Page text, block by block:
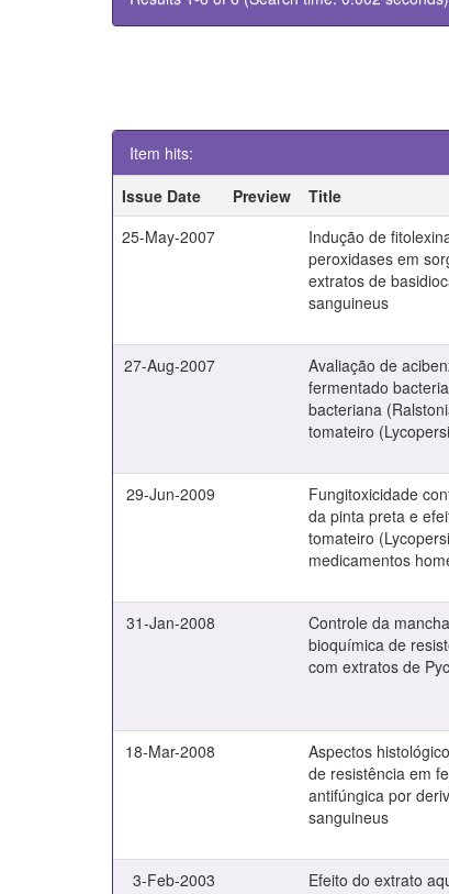
Item hits:
Issue Date
Preview Title
25-May-2007
Indução de
peroxidases em
extratos de
sanguineus
27-Aug-2007
Avaliação de
fermentado
bacteriana
tomateiro
29-Jun-2009
Fungitoxicidade
da pinta preta e
tomateiro
medicamentos
31-Jan-2008
Controle da
bioquímica de
com extratos de
18-Mar-2008
Aspectos
de resistência em
antifúngica por
sanguineus
3-Feb-2003
Efeito do extrato